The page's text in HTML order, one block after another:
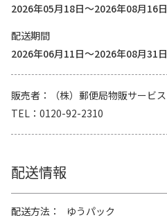
2026年05月18日～2026年08月16日
配送期間
2026年06月11日～2026年08月31日
販売者
（株）郵便局物販サービス
TEL
0120-92-2310
配送情報
配送方法
ゆうパック